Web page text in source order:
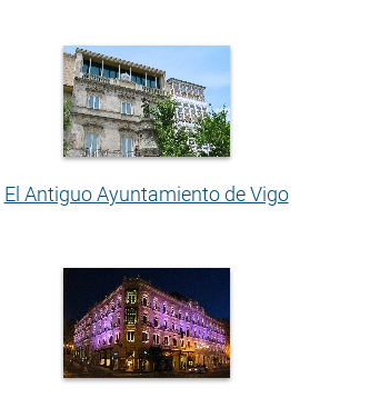
El Antiguo Ayuntamiento de Vigo